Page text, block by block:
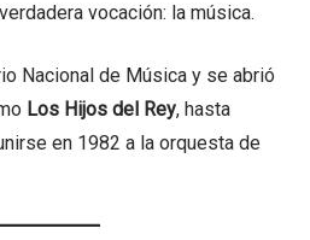
vocación: la música.
Nacional de Música y se abrió
Los Hijos del Rey, hasta
en 1982 a la orquesta de